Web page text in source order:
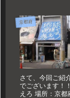
京都府
さて、今回ご紹
でございます！
えろ 場所：京都